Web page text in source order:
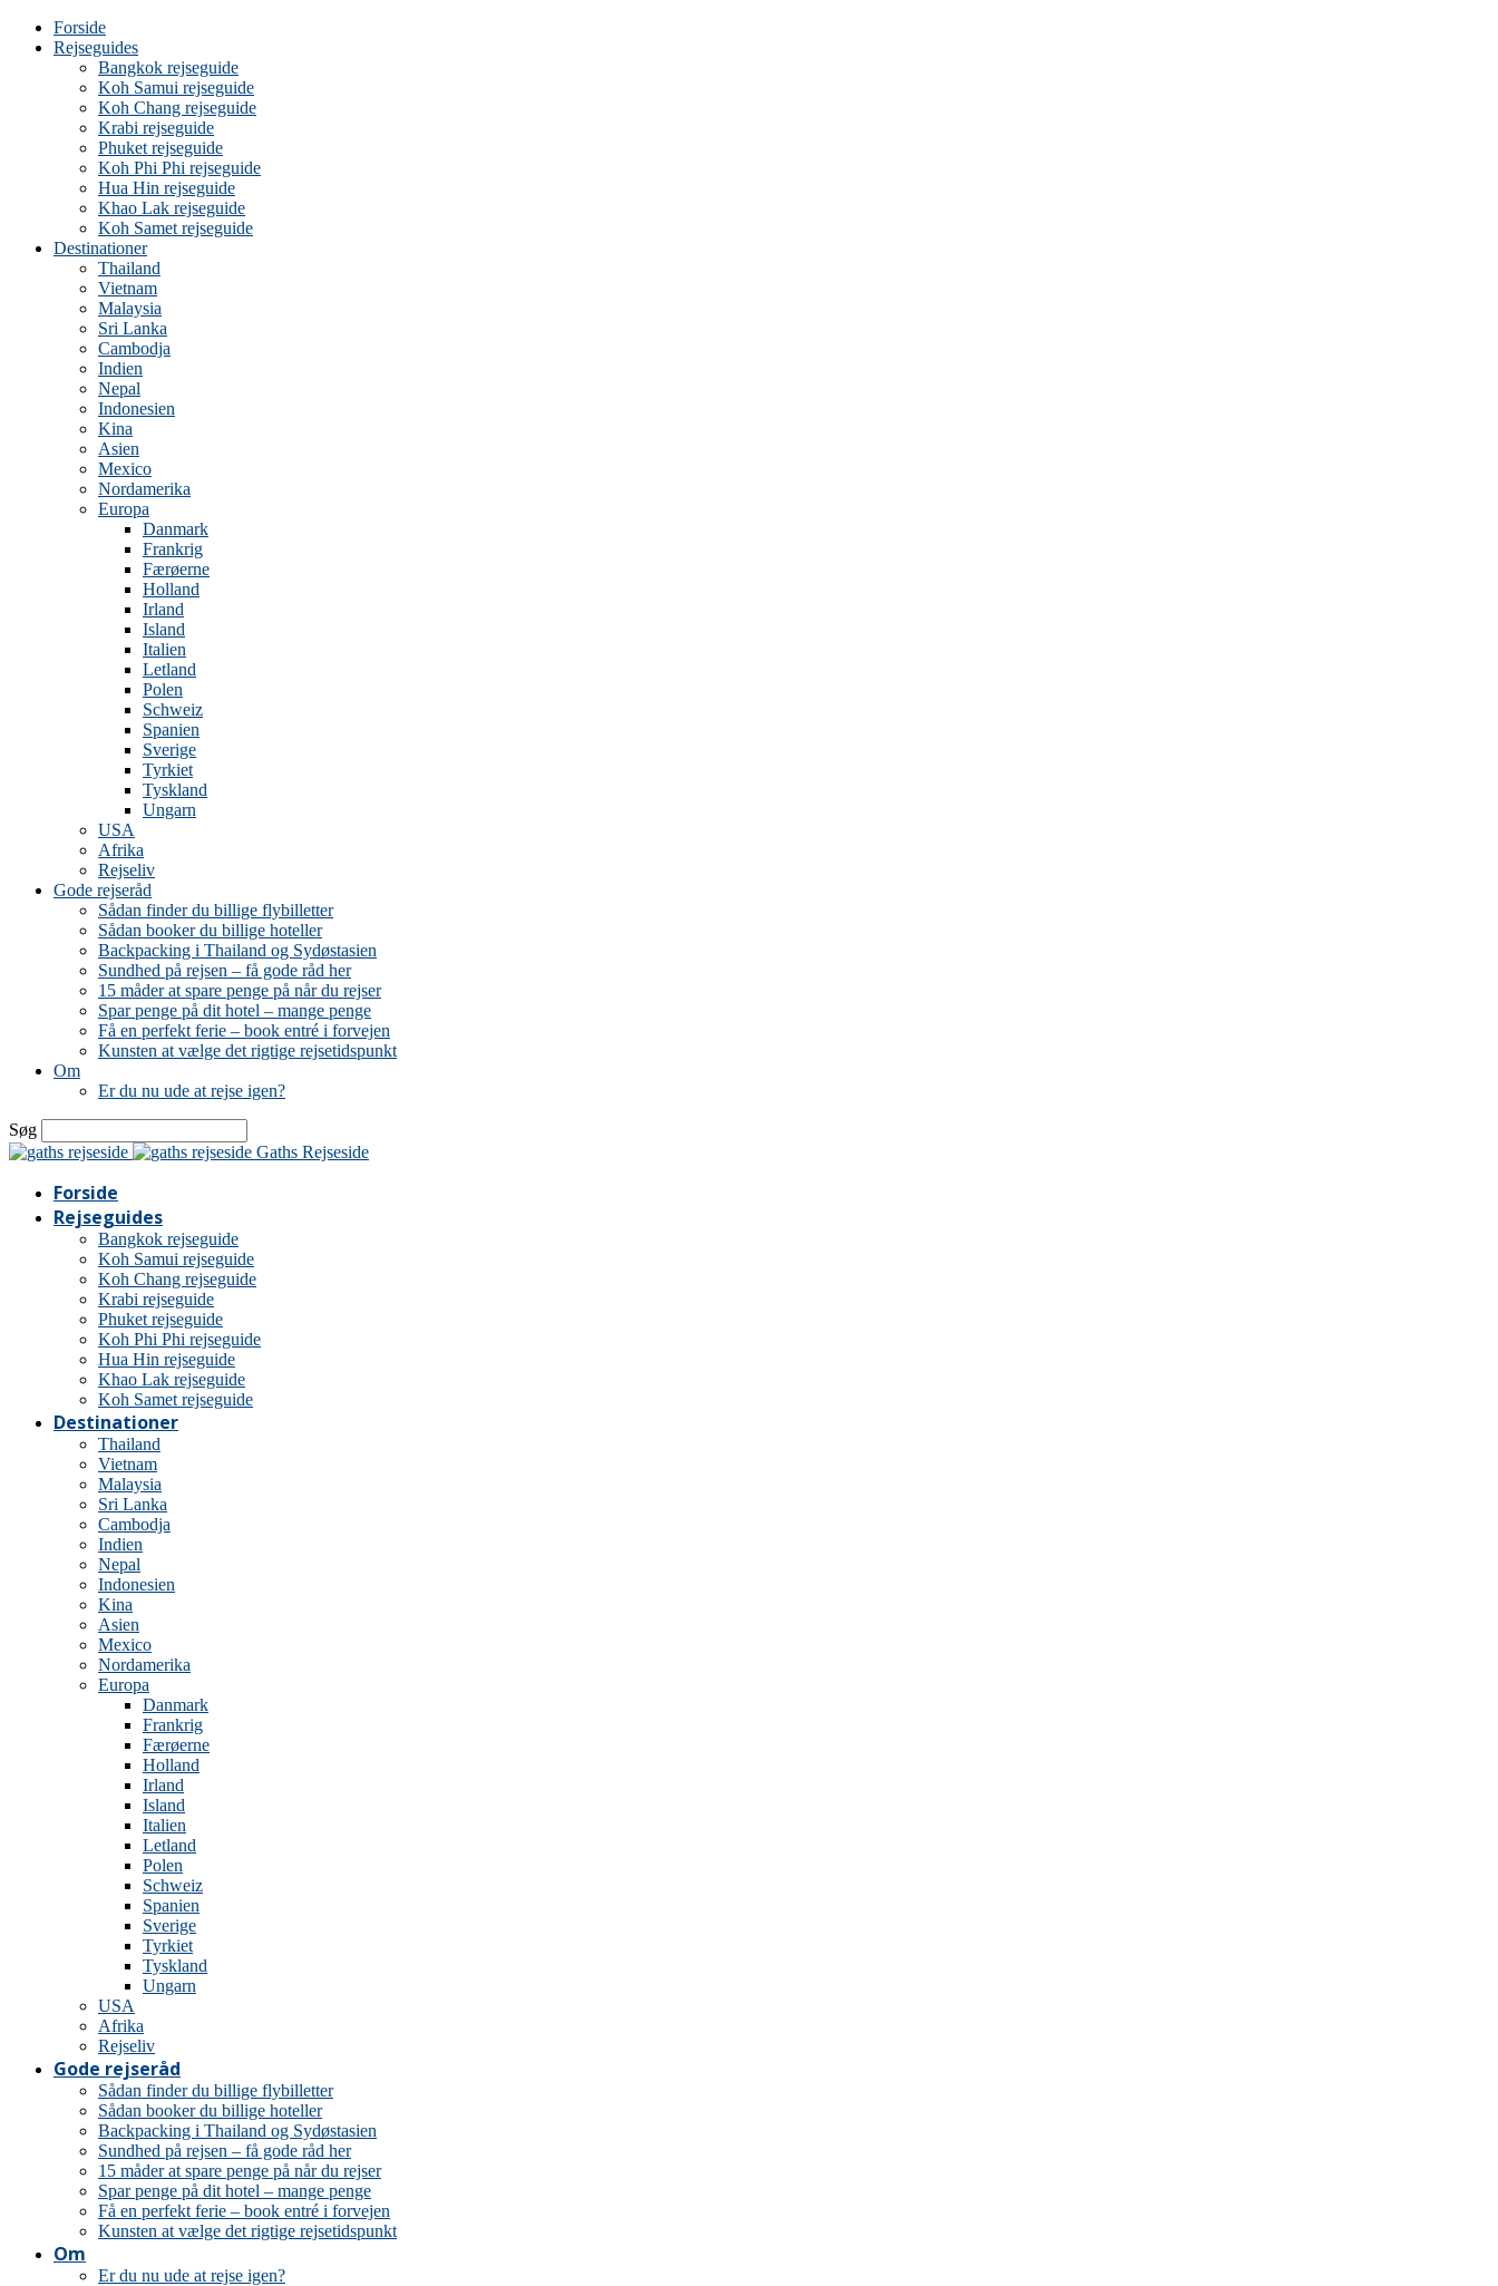
Forside
Rejseguides
Bangkok rejseguide
Koh Samui rejseguide
Koh Chang rejseguide
Krabi rejseguide
Phuket rejseguide
Koh Phi Phi rejseguide
Hua Hin rejseguide
Khao Lak rejseguide
Koh Samet rejseguide
Destinationer
Thailand
Vietnam
Malaysia
Sri Lanka
Cambodja
Indien
Nepal
Indonesien
Kina
Asien
Mexico
Nordamerika
Europa
Danmark
Frankrig
Færøerne
Holland
Irland
Island
Italien
Letland
Polen
Schweiz
Spanien
Sverige
Tyrkiet
Tyskland
Ungarn
USA
Afrika
Rejseliv
Gode rejseråd
Sådan finder du billige flybilletter
Sådan booker du billige hoteller
Backpacking i Thailand og Sydøstasien
Sundhed på rejsen – få gode råd her
15 måder at spare penge på når du rejser
Spar penge på dit hotel – mange penge
Få en perfekt ferie – book entré i forvejen
Kunsten at vælge det rigtige rejsetidspunkt
Om
Er du nu ude at rejse igen?
Søg
Gaths Rejseside
Forside
Rejseguides
Bangkok rejseguide
Koh Samui rejseguide
Koh Chang rejseguide
Krabi rejseguide
Phuket rejseguide
Koh Phi Phi rejseguide
Hua Hin rejseguide
Khao Lak rejseguide
Koh Samet rejseguide
Destinationer
Thailand
Vietnam
Malaysia
Sri Lanka
Cambodja
Indien
Nepal
Indonesien
Kina
Asien
Mexico
Nordamerika
Europa
Danmark
Frankrig
Færøerne
Holland
Irland
Island
Italien
Letland
Polen
Schweiz
Spanien
Sverige
Tyrkiet
Tyskland
Ungarn
USA
Afrika
Rejseliv
Gode rejseråd
Sådan finder du billige flybilletter
Sådan booker du billige hoteller
Backpacking i Thailand og Sydøstasien
Sundhed på rejsen – få gode råd her
15 måder at spare penge på når du rejser
Spar penge på dit hotel – mange penge
Få en perfekt ferie – book entré i forvejen
Kunsten at vælge det rigtige rejsetidspunkt
Om
Er du nu ude at rejse igen?